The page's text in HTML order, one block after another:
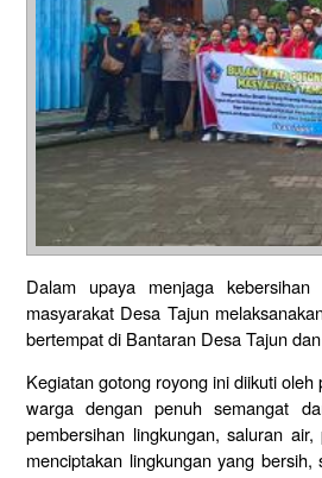
Dalam upaya menjaga
masyarakat Desa Tajun
bertempat di Bantaran Desa Tajun
Kegiatan gotong royong ini diikuti
warga dengan penuh semangat
pembersihan lingkungan, saluran
menciptakan lingkungan yang